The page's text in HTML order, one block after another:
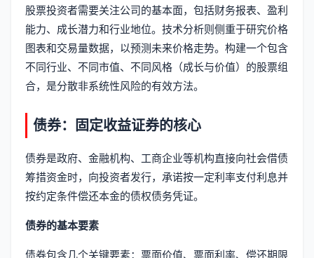
股票投资者需要关注公司的基本面，包括财务报表、盈利
能力、成长潜力和行业地位。技术分析则侧重于研究价格
图表和交易量数据，以预测未来价格走势。构建一个包含
不同行业、不同市值、不同风格（成长与价值）的股票组
合，是分散非系统性风险的有效方法。
债券：固定收益证券的核心
债券是政府、金融机构、工商企业等机构直接向社会借债
筹措资金时，向投资者发行，承诺按一定利率支付利息并
按约定条件偿还本金的债权债务凭证。
债券的基本要素
债券包含几个关键要素：票面价值、票面利率、偿还期限